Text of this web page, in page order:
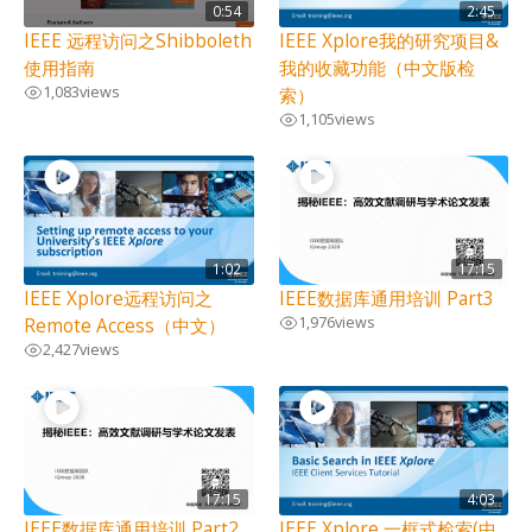
0:54
IEEE 远程访问之Shibboleth
使用指南
1,083views
2:45
IEEE Xplore我的研究项目&
我的收藏功能（中文版检
索）
1,105views
1:02
IEEE Xplore远程访问之
Remote Access（中文）
2,427views
17:15
IEEE数据库通用培训 Part3
1,976views
17:15 4:03